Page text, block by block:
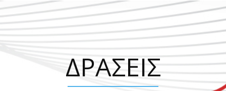
ΔΡΑΣΕΙΣ